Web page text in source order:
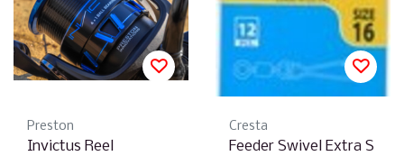
Preston
Invictus Reel
Cresta
Feeder Swivel Extra S